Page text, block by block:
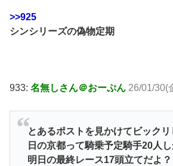
>>925
シンシリーズの偽物定期
933: 名無しさん＠おーぷん 26/01/30(
とあるポストを見かけてビック
日の京都って騎乗予定騎手20人
明日の最終レース17頭立てだよ？